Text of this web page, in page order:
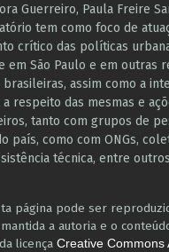
Guerreiro, Paula Freire
tem como foco de
crítico das políticas
em São Paulo e ​em outras
assim como a
respeito das mesmas e
tanto com grupos de
país, como com ONGs,
técnica​, entre
página pode ser
a autoria e o
licença Creative Commons